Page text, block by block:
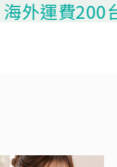
費200台幣